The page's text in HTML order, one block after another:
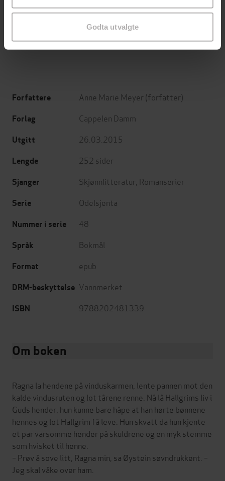
Godta utvalgte
39,-
Kitty Summers
EBOK
49,-
EBOK
Forfattere Anne Marie Meyer (forfatter)
Forlag Cappelen Damm
Utgitt 26.03.2015
Lengde 252 sider
Sjanger Skjønnlitteratur Romanserier
Serie Odelsjenta
Nummer i serie 48
Språk Bokmål
Format epub
DRM-beskyttelse Vannmerket
ISBN 9788202481339
Om boken
Ragna la hendene på vinduskarmen, lente pannen mot den
kalde vindusruten og lot tårene renne. Nå lå Hallgrims liv i
Guds hender, hun kunne bare håpe at han hørte bønnene
hennes og lot Hallgrim få leve. Hun skvatt da hun kjente
et par varsomme hender på skuldrene og en myk stemme
som hvisket til henne.
– Prøv å sove litt, Ragna min, sa Øystein søvndrukkent. –
Jeg skal våke over ham.